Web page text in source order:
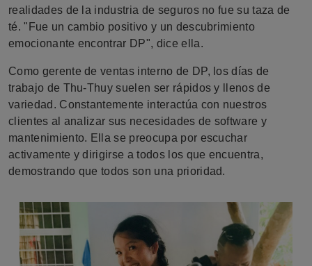
realidades de la industria de seguros no fue su taza de
té. "Fue un cambio positivo y un descubrimiento
emocionante encontrar DP", dice ella.
Como gerente de ventas interno de DP, los días de
trabajo de Thu-Thuy suelen ser rápidos y llenos de
variedad. Constantemente interactúa con nuestros
clientes al analizar sus necesidades de software y
mantenimiento. Ella se preocupa por escuchar
activamente y dirigirse a todos los que encuentra,
demostrando que todos son una prioridad.